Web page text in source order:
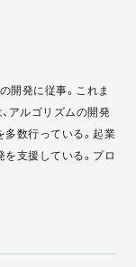
開発に従事。これま
アルゴリズムの開発
多数行っている。起業
支援している。プロ